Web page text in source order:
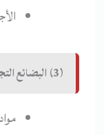
(3) البضائع التجارية